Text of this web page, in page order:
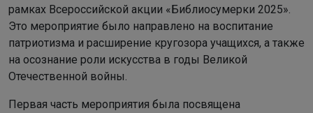
рамках Всероссийской акции «Библиосумерки 2025».
Это мероприятие было направлено на воспитание
патриотизма и расширение кругозора учащихся, а также
на осознание роли искусства в годы Великой
Отечественной войны.
Первая часть мероприятия была посвящена